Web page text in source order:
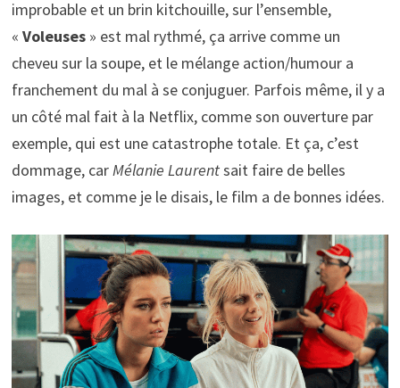
improbable et un brin kitchouille, sur l’ensemble,
« Voleuses» est mal rythmé, ça arrive comme un
cheveu sur la soupe, et le mélange action/humour a
franchement du mal à se conjuguer. Parfois même, il y a
un côté mal fait à la Netflix, comme son ouverture par
exemple, qui est une catastrophe totale. Et ça, c’est
dommage, carMélanie Laurentsait faire de belles
images, et comme je le disais, le film a de bonnes idées.